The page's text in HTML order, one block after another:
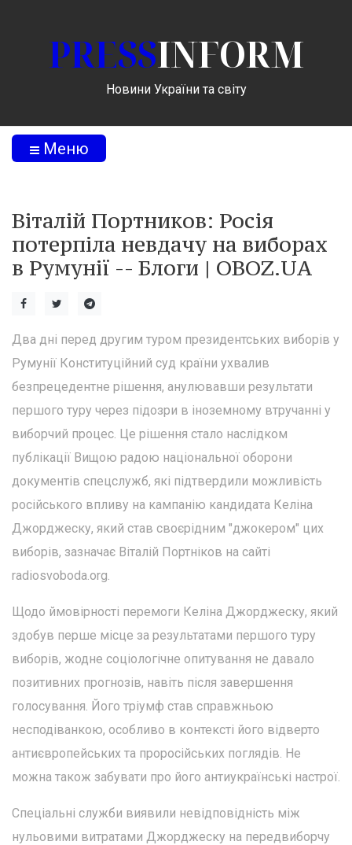
PRESSINFORM
Новини України та світу
Меню
Віталій Портников: Росія
потерпіла невдачу на виборах
в Румунії -- Блоги | OBOZ.UA
Два дні перед другим туром президентських виборів у
Румунії Конституційний суд країни ухвалив
безпрецедентне рішення, анулювавши результати
першого туру через підозри в іноземному втручанні у
виборчий процес. Це рішення стало наслідком
публікації Вищою радою національної оборони
документів спецслужб, які підтвердили можливість
російського впливу на кампанію кандидата Келіна
Джорджеску, який став своєрідним "джокером" цих
виборів, зазначає Віталій Портніков на сайті
radiosvoboda.org.
Щодо ймовірності перемоги Келіна Джорджеску, який
здобув перше місце за результатами першого туру
виборів, жодне соціологічне опитування не давало
позитивних прогнозів, навіть після завершення
голосування. Його тріумф став справжньою
несподіванкою, особливо в контексті його відверто
антиєвропейських та проросійських поглядів. Не
можна також забувати про його антиукраїнські настрої.
Спеціальні служби виявили невідповідність між
нульовими витратами Джорджеску на передвиборчу